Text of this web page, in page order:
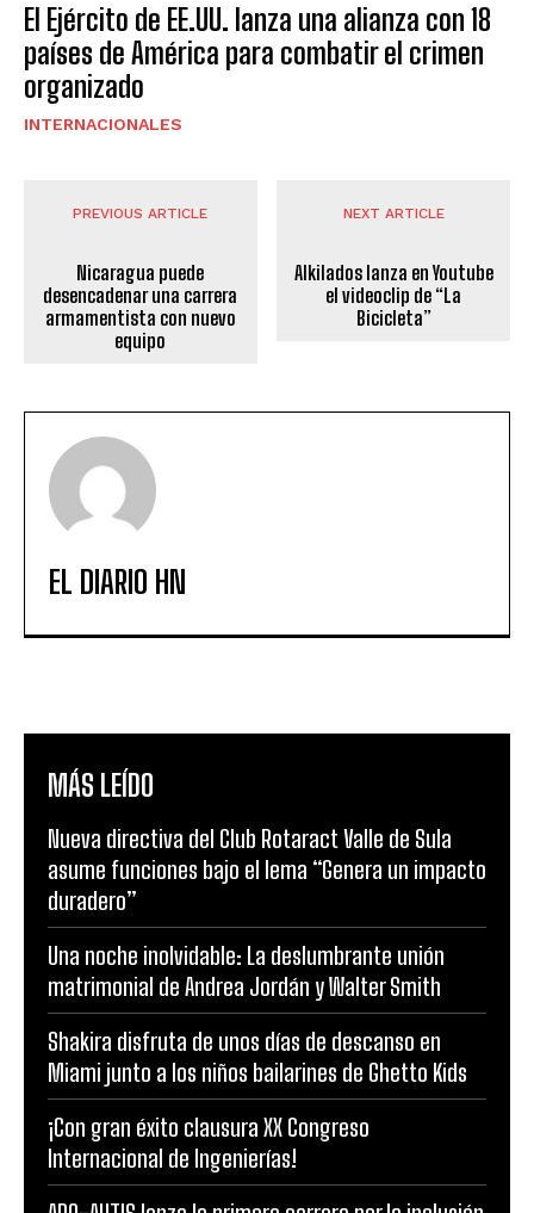
El Ejército de EE.UU. lanza una alianza con 18
países de América para combatir el crimen
organizado
INTERNACIONALES
PREVIOUS ARTICLE
Nicaragua puede
desencadenar una carrera
armamentista con nuevo
equipo
NEXT ARTICLE
Alkilados lanza en Youtube
el videoclip de “La
Bicicleta”
EL DIARIO HN
MÁS LEÍDO
Nueva directiva del Club Rotaract Valle de Sula
asume funciones bajo el lema “Genera un impacto
duradero”
Una noche inolvidable: La deslumbrante unión
matrimonial de Andrea Jordán y Walter Smith
Shakira disfruta de unos días de descanso en
Miami junto a los niños bailarines de Ghetto Kids
¡Con gran éxito clausura XX Congreso
Internacional de Ingenierías!